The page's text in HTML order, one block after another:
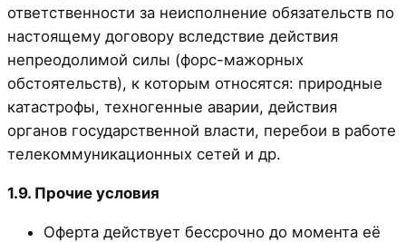
ответственности за неисполнение обязательств по
настоящему договору вследствие действия
непреодолимой силы (форс-мажорных
обстоятельств), к которым относятся: природные
катастрофы, техногенные аварии, действия
органов государственной власти, перебои в работе
телекоммуникационных сетей и др.
1.9. Прочие условия
Оферта действует бессрочно до момента её